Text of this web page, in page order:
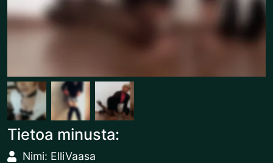
Tietoa minusta:
Nimi: ElliVaasa